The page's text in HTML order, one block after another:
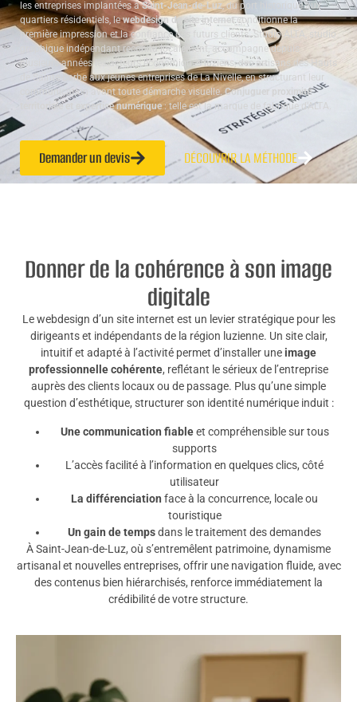
les entreprises implantées àSaint-Jean-de-Luz, du port historique aux
quartiers résidentiels, lewebdesign de site internetconditionne la
première impression et la confiance des futurs clients. Studio ALTA, studio
graphique indépendant reconnu localement, accompagne depuis
plusieurs années les acteurs économiques luziens, des artisans des Hauts
de Sainte-Barbe aux jeunes entreprises de La Nivelle, en structurant leur
communication avant toute démarche visuelle.Conjuguer proximité
territoriale et expertise numérique : telle est la marque de fabrique d’ALTA.
Demander un devis DÉCOUVRIR LA MÉTHODE
Donner de la cohérence à son image
digitale
Le webdesign d’un site internet est un levier stratégique pour les
dirigeants et indépendants de la région luzienne. Un site clair,
intuitif et adapté à l’activité permet d’installer une image
professionnelle cohérente, reflétant le sérieux de l’entreprise
auprès des clients locaux ou de passage. Plus qu’une simple
question d’esthétique, structurer son identité numérique induit :
Une communication fiableet compréhensible sur tous
supports
L’accès facilité à l’information en quelques clics, côté
utilisateur
La différenciation face à la concurrence, locale ou
touristique
Un gain de tempsdans le traitement des demandes
À Saint-Jean-de-Luz, où s’entremêlent patrimoine, dynamisme
artisanal et nouvelles entreprises, offrir une navigation fluide, avec
des contenus bien hiérarchisés, renforce immédiatement la
crédibilité de votre structure.